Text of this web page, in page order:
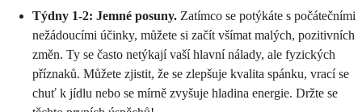
Týdny 1-2: Jemné posuny. Zatímco se potýkáte s počátečními
nežádoucími účinky, můžete si začít všímat malých, pozitivních
změn. Ty se často netýkají vaší hlavní nálady, ale fyzických
příznaků. Můžete zjistit, že se zlepšuje kvalita spánku, vrací se
chuť k jídlu nebo se mírně zvyšuje hladina energie. Držte se